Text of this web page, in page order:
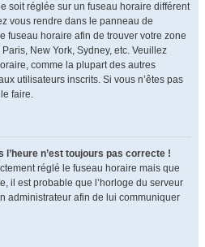
soit réglée sur un fuseau horaire différent
vous rendre dans le panneau de
fuseau horaire afin de trouver votre zone
New York, Sydney, etc. Veuillez
comme la plupart des autres
utilisateurs inscrits. Si vous n’êtes pas
faire.
l’heure n’est toujours pas correcte !
réglé le fuseau horaire mais que
il est probable que l’horloge du serveur
administrateur afin de lui communiquer